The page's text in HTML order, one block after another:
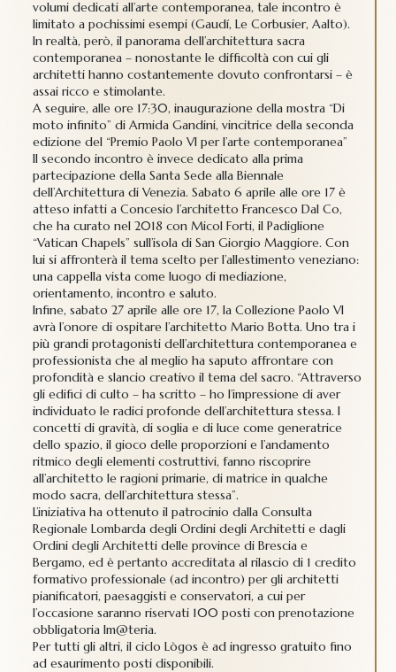
volumi dedicati all’arte contemporanea, tale incontro è
limitato a pochissimi esempi (Gaudí, Le Corbusier, Aalto).
In realtà, però, il panorama dell’architettura sacra
contemporanea – nonostante le difficoltà con cui gli
architetti hanno costantemente dovuto confrontarsi – è
assai ricco e stimolante.
A seguire, alle ore 17:30, inaugurazione della mostra “Di
moto infinito” di Armida Gandini, vincitrice della seconda
edizione del “Premio Paolo VI per l’arte contemporanea”
Il secondo incontro è invece dedicato alla prima
partecipazione della Santa Sede alla Biennale
dell’Architettura di Venezia. Sabato 6 aprile alle ore 17 è
atteso infatti a Concesio l’architetto Francesco Dal Co,
che ha curato nel 2018 con Micol Forti, il Padiglione
“Vatican Chapels” sull’isola di San Giorgio Maggiore. Con
lui si affronterà il tema scelto per l’allestimento veneziano:
una cappella vista come luogo di mediazione,
orientamento, incontro e saluto.
Infine, sabato 27 aprile alle ore 17, la Collezione Paolo VI
avrà l’onore di ospitare l’architetto Mario Botta. Uno tra i
più grandi protagonisti dell’architettura contemporanea e
professionista che al meglio ha saputo affrontare con
profondità e slancio creativo il tema del sacro. “Attraverso
gli edifici di culto – ha scritto – ho l’impressione di aver
individuato le radici profonde dell’architettura stessa. I
concetti di gravità, di soglia e di luce come generatrice
dello spazio, il gioco delle proporzioni e l’andamento
ritmico degli elementi costruttivi, fanno riscoprire
all’architetto le ragioni primarie, di matrice in qualche
modo sacra, dell’architettura stessa”.
L’iniziativa ha ottenuto il patrocinio dalla Consulta
Regionale Lombarda degli Ordini degli Architetti e dagli
Ordini degli Architetti delle province di Brescia e
Bergamo, ed è pertanto accreditata al rilascio di 1 credito
formativo professionale (ad incontro) per gli architetti
pianificatori, paesaggisti e conservatori,a cui per
l’occasione saranno riservati 100 posti con prenotazione
obbligatoria Im@teria.
Per tutti gli altri, il ciclo Lògos è ad ingresso gratuito fino
ad esaurimento posti disponibili.